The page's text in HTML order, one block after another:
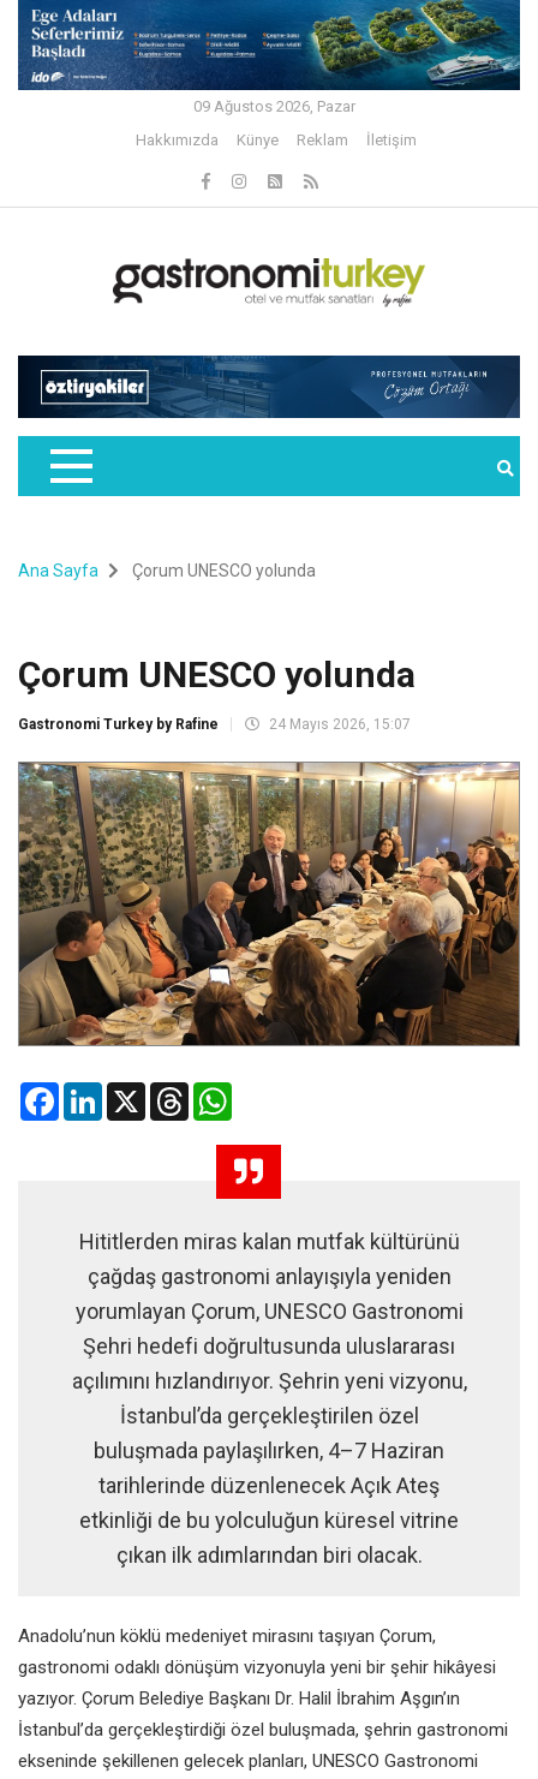
09 Ağustos 2026, Pazar
Hakkımızda
Künye Reklam İletişim
Ana Sayfa Çorum UNESCO yolunda
Çorum UNESCO yolunda
Gastronomi Turkey by Rafine 24 Mayıs 2026, 15:07
FacebookLinkedIn
X Threads
Hititlerden miras kalan mutfak kültürünü
çağdaş gastronomi anlayışıyla yeniden
yorumlayan Çorum, UNESCO Gastronomi
Şehri hedefi doğrultusunda uluslararası
açılımını hızlandırıyor. Şehrin yeni vizyonu,
İstanbul’da gerçekleştirilen özel
buluşmada paylaşılırken, 4–7 Haziran
tarihlerinde düzenlenecek Açık Ateş
etkinliği de bu yolculuğun küresel vitrine
çıkan ilk adımlarından biri olacak.
Anadolu’nun köklü medeniyet mirasını taşıyan Çorum,
gastronomi odaklı dönüşüm vizyonuyla yeni bir şehir hikâyesi
yazıyor. Çorum Belediye Başkanı Dr. Halil İbrahim Aşgın’ın
İstanbul’da gerçekleştirdiği özel buluşmada, şehrin gastronomi
ekseninde şekillenen gelecek planları, UNESCO Gastronomi